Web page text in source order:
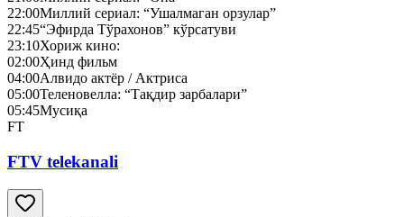
22:00Миллий сериал: “Ушалмаган орзулар”
22:45“Эфирда Тўрахонов” кўрсатуви
23:10Хориж кино:
02:00Ҳинд фильм
04:00Алвидо актёр / Актриса
05:00Теленовелла: “Тақдир зарбалари”
05:45Мусиқа
FT
FTV telekanali